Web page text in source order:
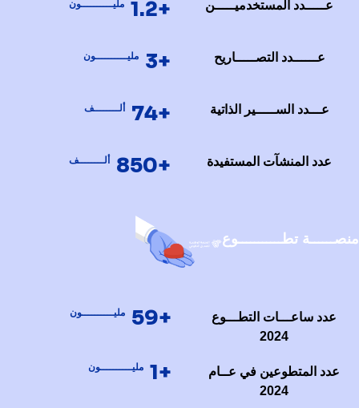
عـــــدد المستخدميـــــن +1.2 مليــــــــــون
عــــــدد التصـــــاريح +3 مليــــــــــون
عـــدد الســـــير الذاتية +74 ألــــــــف
عدد المنشآت المستفيدة +850 ألــــــــف
منصــــــة تطـــــــــــوع
عدد ساعـــات التطـــوع
2024
+59 مليــــــــــون
عدد المتطوعين في عــام
2024
+1 مليــــــــــون